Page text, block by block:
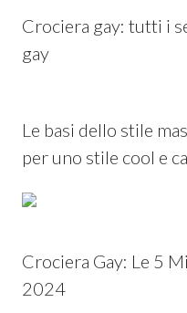
Crociera gay: tutti i
gay
Le basi dello stile
per uno stile cool e
Crociera Gay: Le 5
2024